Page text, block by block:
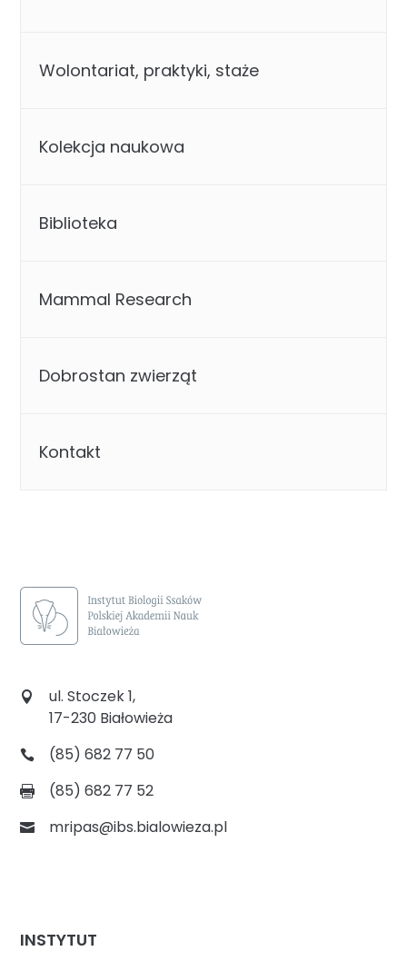
Wolontariat, praktyki, staże
Kolekcja naukowa
Biblioteka
Mammal Research
Dobrostan zwierząt
Kontakt
ul. Stoczek 1,
17-230 Białowieża
(85) 682 77 50
(85) 682 77 52
mripas@ibs.bialowieza.pl
INSTYTUT